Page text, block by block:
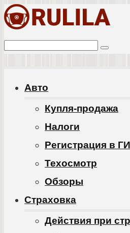
Перейти
контенту
Поиск:
Авто
Купля-продажа
Налоги
Регистрация в
Техосмотр
Обзоры
Cтраховка
Действия при